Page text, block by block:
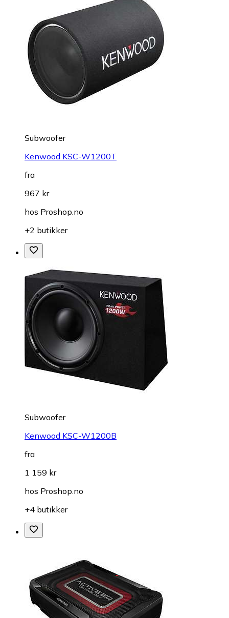
Subwoofer
Kenwood KSC-W1200T
fra
967 kr
hos Proshop.no
+2 butikker
Subwoofer
Kenwood KSC-W1200B
fra
1 159 kr
hos Proshop.no
+4 butikker